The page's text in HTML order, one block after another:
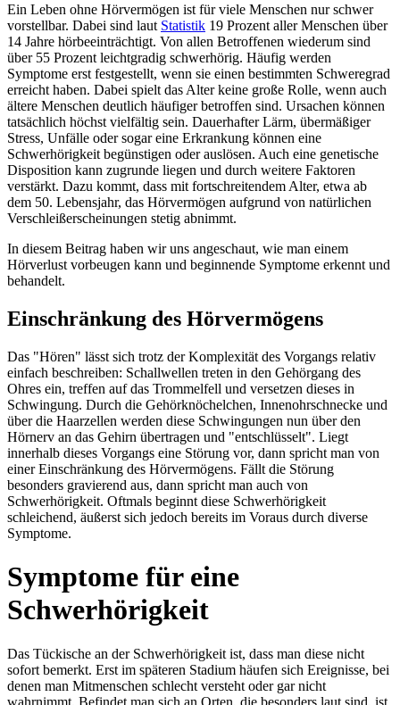
Ein Leben ohne Hörvermögen ist für viele Menschen nur schwer
vorstellbar. Dabei sind laut Statistik 19 Prozent aller Menschen über
14 Jahre hörbeeinträchtigt. Von allen Betroffenen wiederum sind
über 55 Prozent leichtgradig schwerhörig. Häufig werden
Symptome erst festgestellt, wenn sie einen bestimmten Schweregrad
erreicht haben. Dabei spielt das Alter keine große Rolle, wenn auch
ältere Menschen deutlich häufiger betroffen sind. Ursachen können
tatsächlich höchst vielfältig sein. Dauerhafter Lärm, übermäßiger
Stress, Unfälle oder sogar eine Erkrankung können eine
Schwerhörigkeit begünstigen oder auslösen. Auch eine genetische
Disposition kann zugrunde liegen und durch weitere Faktoren
verstärkt. Dazu kommt, dass mit fortschreitendem Alter, etwa ab
dem 50. Lebensjahr, das Hörvermögen aufgrund von natürlichen
Verschleißerscheinungen stetig abnimmt.
In diesem Beitrag haben wir uns angeschaut, wie man einem
Hörverlust vorbeugen kann und beginnende Symptome erkennt und
behandelt.
Einschränkung des Hörvermögens
Das "Hören" lässt sich trotz der Komplexität des Vorgangs relativ
einfach beschreiben: Schallwellen treten in den Gehörgang des
Ohres ein, treffen auf das Trommelfell und versetzen dieses in
Schwingung. Durch die Gehörknöchelchen, Innenohrschnecke und
über die Haarzellen werden diese Schwingungen nun über den
Hörnerv an das Gehirn übertragen und "entschlüsselt". Liegt
innerhalb dieses Vorgangs eine Störung vor, dann spricht man von
einer Einschränkung des Hörvermögens. Fällt die Störung
besonders gravierend aus, dann spricht man auch von
Schwerhörigkeit. Oftmals beginnt diese Schwerhörigkeit
schleichend, äußerst sich jedoch bereits im Voraus durch diverse
Symptome.
Symptome für eine
Schwerhörigkeit
Das Tückische an der Schwerhörigkeit ist, dass man diese nicht
sofort bemerkt. Erst im späteren Stadium häufen sich Ereignisse, bei
denen man Mitmenschen schlecht versteht oder gar nicht
wahrnimmt. Befindet man sich an Orten, die besonders laut sind, ist